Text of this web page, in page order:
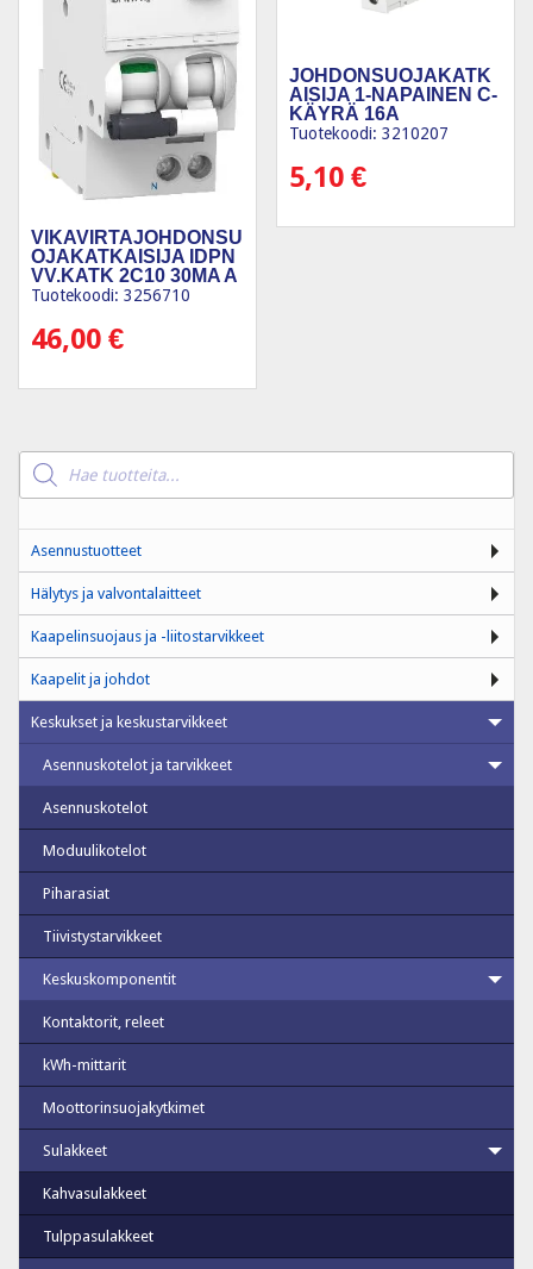
VIKAVIRTAJOHDONSU
OJAKATKAISIJA IDPN
VV.KATK 2C10 30MA A
6KA
Tuotekoodi: 3256710
46,00 €
JOHDONSUOJAKATK
AISIJA 1-NAPAINEN C-
KÄYRÄ 16A
Tuotekoodi: 3210207
5,10€
Products
search
Asennustuotteet
Hälytys ja valvontalaitteet
Kaapelinsuojaus ja -liitostarvikkeet
Kaapelit ja johdot
Keskukset ja keskustarvikkeet
Asennuskotelot ja tarvikkeet
Asennuskotelot
Moduulikotelot
Piharasiat
Tiivistystarvikkeet
Keskuskomponentit
Kontaktorit, releet
kWh-mittarit
Moottorinsuojakytkimet
Sulakkeet
Kahvasulakkeet
Tulppasulakkeet